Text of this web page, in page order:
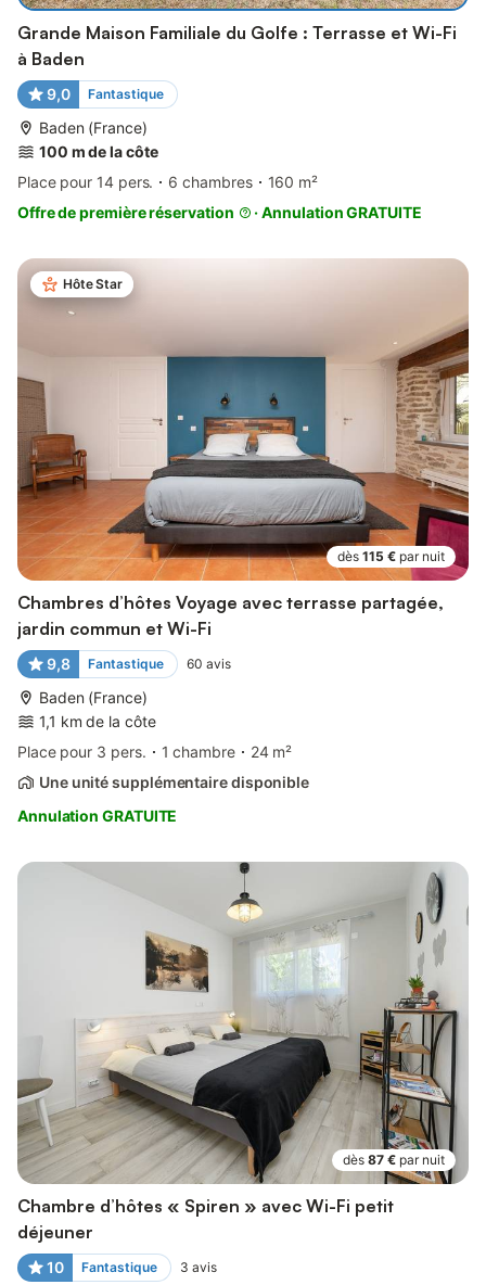
Grande Maison Familiale du Golfe : Terrasse et Wi-Fi
à Baden
9,0 Fantastique
Baden (France)
100 m de la côte
Place pour 14 pers.
6 chambres
160 m²
Offre de première réservation
·Annulation GRATUITE
Hôte Star
dès 115 € par nuit
Chambres d’hôtes Voyage avec terrasse partagée,
jardin commun et Wi-Fi
9,8 Fantastique 60 avis
Baden (France)
1,1 km de la côte
Place pour 3 pers.
1 chambre
24 m²
Une unité supplémentaire disponible
Annulation GRATUITE
dès 87 € par nuit
Chambre d’hôtes « Spiren » avec Wi-Fi petit
déjeuner
10 Fantastique 3 avis